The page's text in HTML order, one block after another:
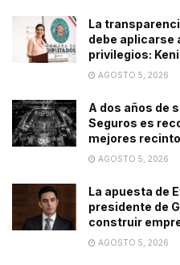
La
debe aplicarse
privilegios:
AGOSTO 5, 2026
A dos años de
Seguros es
mejores
AGOSTO 5, 2026
La apuesta de
presidente de
construir
AGOSTO 5, 2026